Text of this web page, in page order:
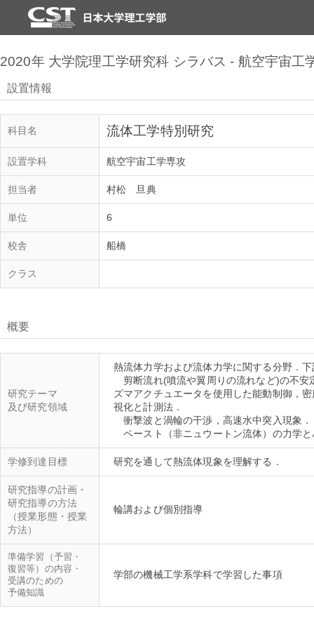
2020年 大学院理工学研究科 シラバス - 航空宇宙工
設置情報
科目名 流体工学特別研究
設置学科 航空宇宙工学専攻
担当者 村松 旦典
単位 6
校舎 船橋
クラス
概要
研究テーマ
及び研究領域
熱流体力学および流体力学に関する分野．
剪断流れ(噴流や翼周りの流れなど)の不安
ズマアクチュエータを使用した能動制御，
視化と計測法．
衝撃波と渦輪の干渉，高速水中突入現象．
学修到達目標
研究指導の計画・
研究指導の方法
（授業形態・授業
方法）
準備学習（予習・
復習等）の内容・
受講のための
予備知識
学部の機械工学系学科で学習した事項